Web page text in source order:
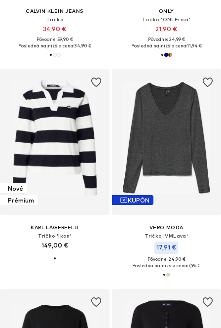
CALVIN KLEIN JEANS
Tričko
34,90 €
Pôvodne: 59,90 €
Posledná najnižšia cena:34,90 €
ONLY
Tričko 'ONLErica'
21,90 €
Pôvodne: 24,99 €
Posledná najnižšia cena:11,94 €
Nové
Prémium
KARL LAGERFELD
Tričko 'Ikon'
149,00 €
KUPÓN
VERO MODA
Tričko 'VMLava'
17,91 €
Pôvodne: 24,90 €
Posledná najnižšia cena:7,96 €